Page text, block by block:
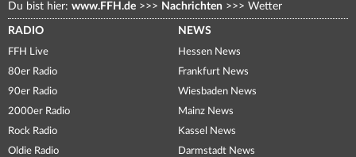
Du bist hier: www.FFH.de >>> Nachrichten >>> Wetter
RADIO
FFH Live
80er Radio
90er Radio
2000er Radio
Rock Radio
Oldie Radio
NEWS
Hessen News
Frankfurt News
Wiesbaden News
Mainz News
Kassel News
Darmstadt News